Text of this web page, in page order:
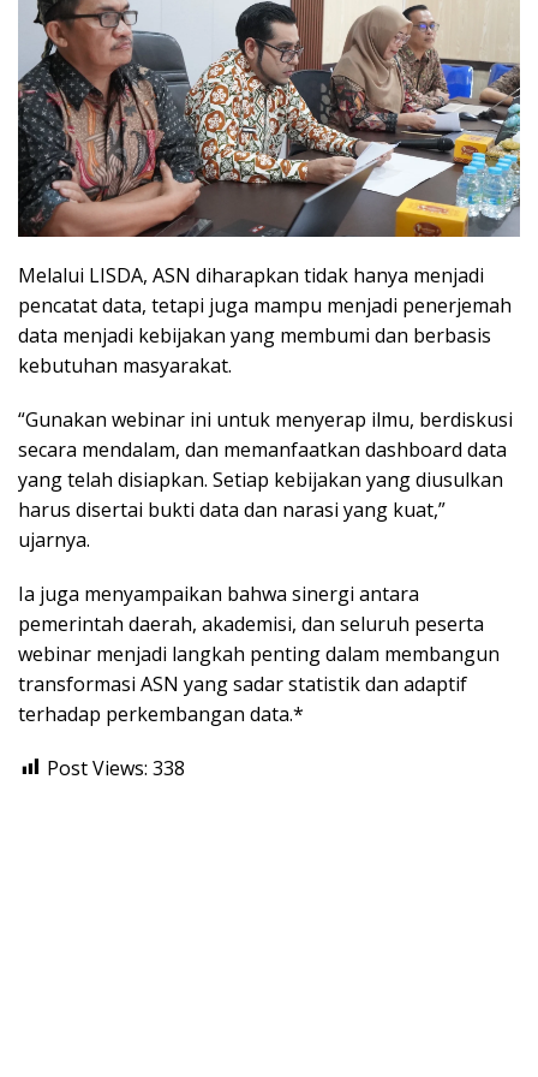
Melalui LISDA, ASN diharapkan tidak hanya menjadi
pencatat data, tetapi juga mampu menjadi penerjemah
data menjadi kebijakan yang membumi dan berbasis
kebutuhan masyarakat.
“Gunakan webinar ini untuk menyerap ilmu, berdiskusi
secara mendalam, dan memanfaatkan dashboard data
yang telah disiapkan. Setiap kebijakan yang diusulkan
harus disertai bukti data dan narasi yang kuat,”
ujarnya.
Ia juga menyampaikan bahwa sinergi antara
pemerintah daerah, akademisi, dan seluruh peserta
webinar menjadi langkah penting dalam membangun
transformasi ASN yang sadar statistik dan adaptif
terhadap perkembangan data.*
Post Views: 338